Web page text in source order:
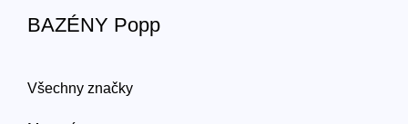
BAZÉNY Popp
Všechny značky